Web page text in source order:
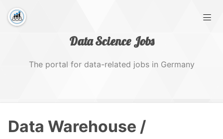
Data Science Jobs
The portal for data-related jobs in Germany
Data Warehouse /